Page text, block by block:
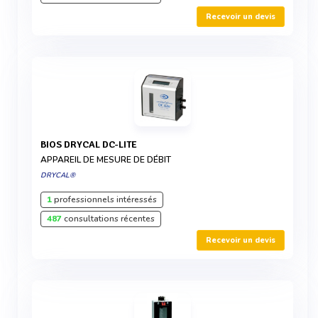
Recevoir un devis
BIOS DRYCAL DC-LITE
APPAREIL DE MESURE DE DÉBIT
DRYCAL®
1professionnels intéressés
487consultations récentes
Recevoir un devis